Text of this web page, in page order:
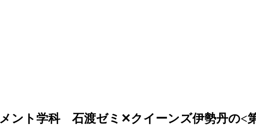
メント学科 石渡ゼミ✕クイーンズ伊勢丹の<